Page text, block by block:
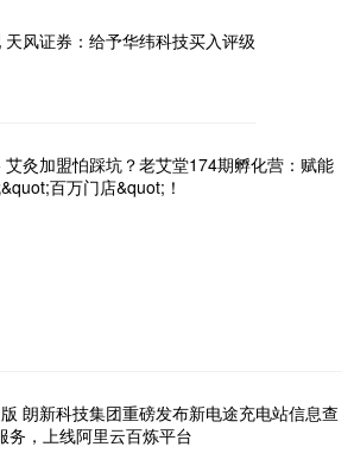
天风证券：给予华纬科技买入评级
艾灸加盟怕踩坑？老艾堂174期孵化营：赋能
百万门店&quot;！
朗新科技集团重磅发布新电途充电站信息查
务，上线阿里云百炼平台